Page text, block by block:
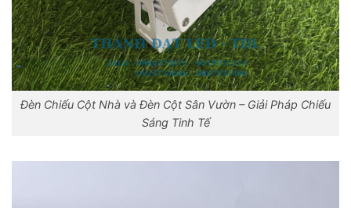
Đèn Chiếu Cột Nhà và Đèn Cột Sân Vườn – Giải Pháp Chiếu
Sáng Tinh Tế